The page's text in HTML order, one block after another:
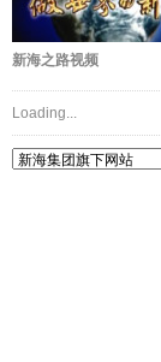
新海之路视频
Loading...